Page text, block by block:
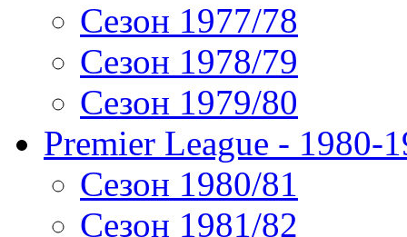
Сезон 1977/78
Сезон 1978/79
Сезон 1979/80
Premier League - 1980-
Сезон 1980/81
Сезон 1981/82